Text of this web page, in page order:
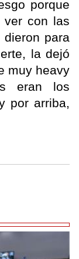
porque
con las
para
la dejó
muy heavy
eran los
por arriba,